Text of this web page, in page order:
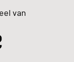
van